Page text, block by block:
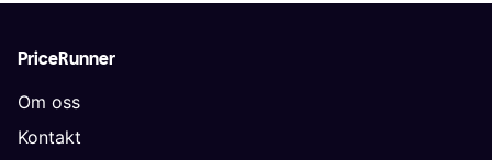
PriceRunner
Om oss
Kontakt